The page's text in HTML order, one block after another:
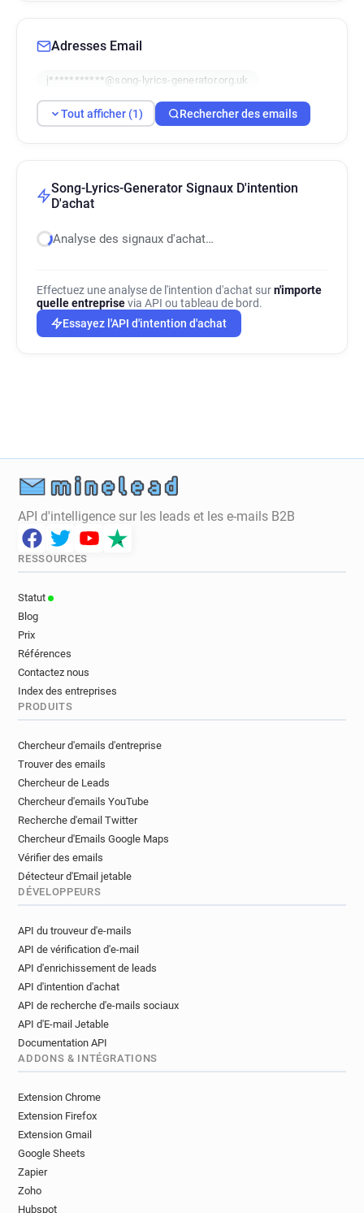
Adresses Email
j***********@song-lyrics-generator.org.uk
Tout afficher (1) Rechercher des emails
Song-Lyrics-Generator Signaux D'intention
D'achat
Analyse des signaux d'achat…
Effectuez une analyse de l'intention d'achat surn'importe
quelle entreprisevia API ou tableau de bord.
Essayez l'API d'intention d'achat
API d'intelligence sur les leads et les e-mails B2B
RESSOURCES
Statut
Blog
Prix
Références
Contactez nous
Index des entreprises
PRODUITS
Chercheur d'emails d'entreprise
Trouver des emails
Chercheur de Leads
Chercheur d'emails YouTube
Recherche d'email Twitter
Chercheur d'Emails Google Maps
Vérifier des emails
Détecteur d'Email jetable
DÉVELOPPEURS
API du trouveur d'e-mails
API de vérification d'e-mail
API d'enrichissement de leads
API d'intention d'achat
API de recherche d'e-mails sociaux
API d'E-mail Jetable
Documentation API
ADDONS & INTÉGRATIONS
Extension Chrome
Extension Firefox
Extension Gmail
Google Sheets
Zapier
Zoho
Hubspot